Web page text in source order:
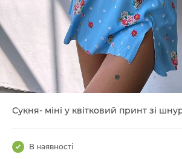
Сукня- міні у квітковий принт зі
В наявності